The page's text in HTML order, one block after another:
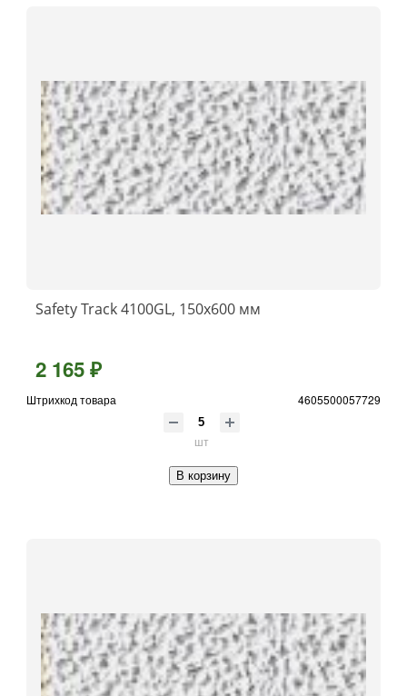
Safety Track 4100GL, 150x600 мм
2 165 ₽
Штрихкод товара 4605500057729
шт
В корзину